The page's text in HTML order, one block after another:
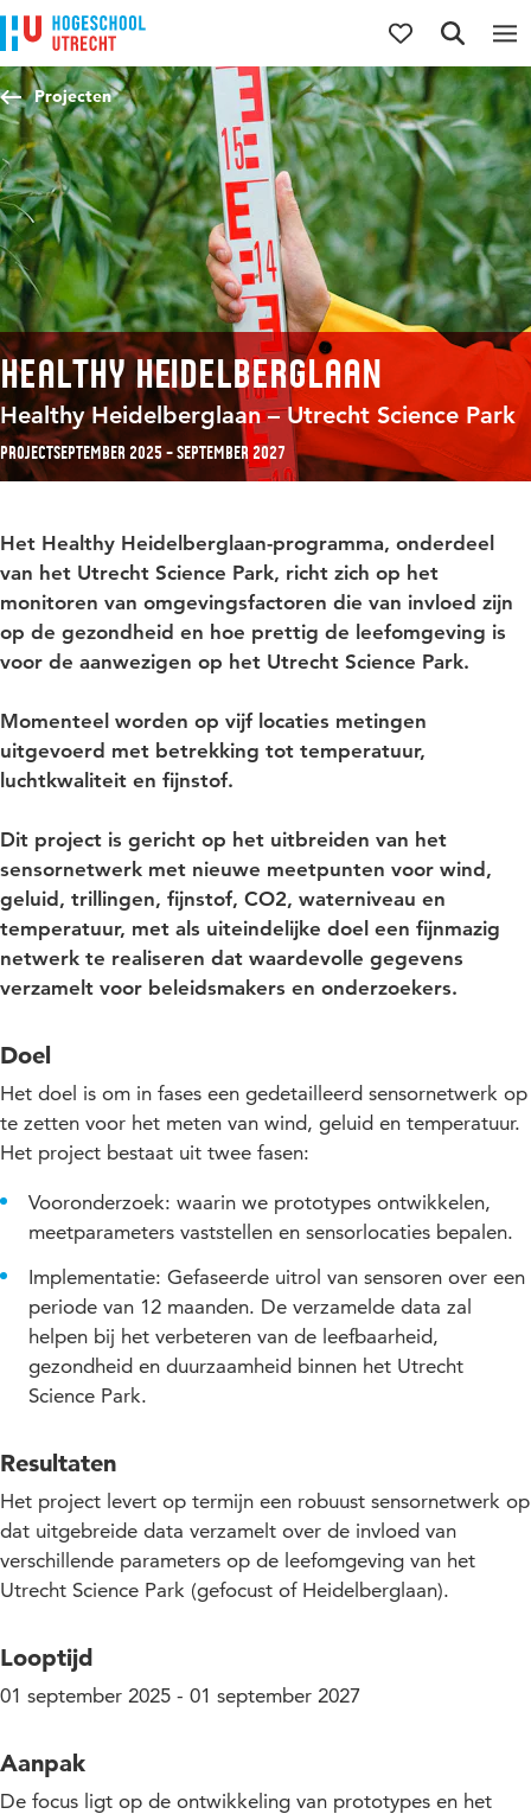
Direct naar de inhoud
Direct naar de hoofdnavigatie
Direct naar de zoekfunctie
Projecten
Healthy Heidelberglaan
Healthy Heidelberglaan – Utrecht Science Park
Projectseptember 2025 – september 2027
Het Healthy Heidelberglaan-programma, onderdeel
van het Utrecht Science Park, richt zich op het
monitoren van omgevingsfactoren die van invloed zijn
op de gezondheid en hoe prettig de leefomgeving is
voor de aanwezigen op het Utrecht Science Park.
Momenteel worden op vijf locaties metingen
uitgevoerd met betrekking tot temperatuur,
luchtkwaliteit en fijnstof.
Dit project is gericht op het uitbreiden van het
sensornetwerk met nieuwe meetpunten voor wind,
geluid, trillingen, fijnstof, CO2, waterniveau en
temperatuur, met als uiteindelijke doel een fijnmazig
netwerk te realiseren dat waardevolle gegevens
verzamelt voor beleidsmakers en onderzoekers.
Doel
Het doel is om in fases een gedetailleerd sensornetwerk op
te zetten voor het meten van wind, geluid en temperatuur.
Het project bestaat uit twee fasen:
Vooronderzoek: waarin we prototypes ontwikkelen,
meetparameters vaststellen en sensorlocaties bepalen.
Implementatie: Gefaseerde uitrol van sensoren over een
periode van 12 maanden. De verzamelde data zal
helpen bij het verbeteren van de leefbaarheid,
gezondheid en duurzaamheid binnen het Utrecht
Science Park.
Resultaten
Het project levert op termijn een robuust sensornetwerk op
dat uitgebreide data verzamelt over de invloed van
verschillende parameters op de leefomgeving van het
Utrecht Science Park (gefocust of Heidelberglaan).
Looptijd
01 september 2025 - 01 september 2027
Aanpak
De focus ligt op de ontwikkeling van prototypes en het